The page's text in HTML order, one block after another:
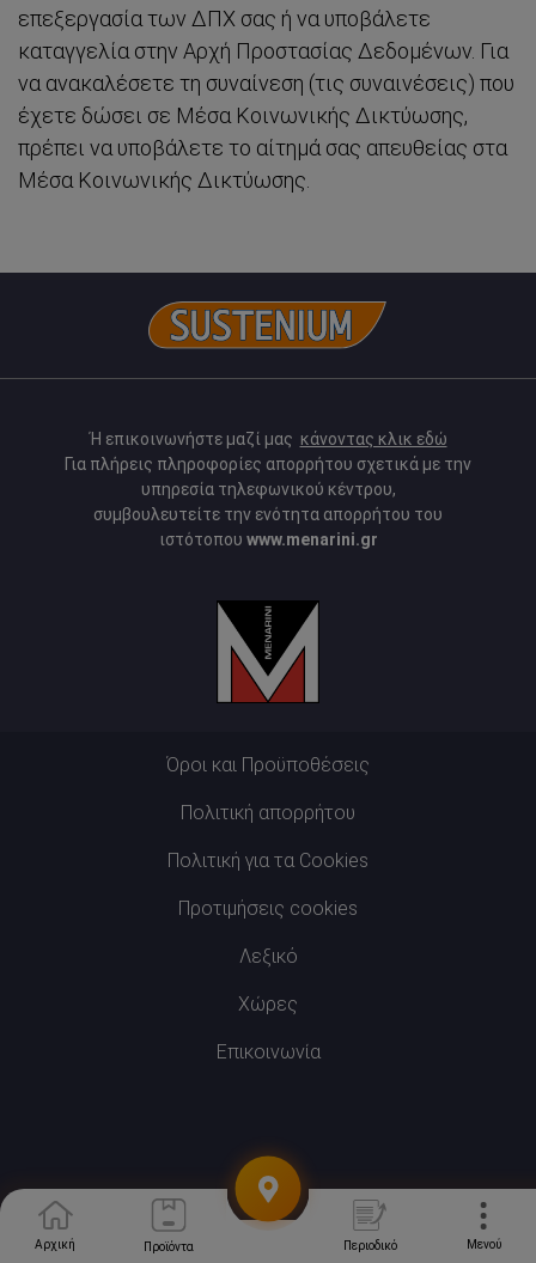
επεξεργασία των ΔΠΧ σας ή να υποβάλετε
καταγγελία στην Αρχή Προστασίας Δεδομένων. Για
να ανακαλέσετε τη συναίνεση (τις συναινέσεις) που
έχετε δώσει σε Μέσα Κοινωνικής Δικτύωσης,
πρέπει να υποβάλετε το αίτημά σας απευθείας στα
Μέσα Κοινωνικής Δικτύωσης.
Ή επικοινωνήστε μαζί μας κάνοντας κλικ εδώ
Για πλήρεις πληροφορίες απορρήτου σχετικά με την
υπηρεσία τηλεφωνικού κέντρου,
συμβουλευτείτε την ενότητα απορρήτου του
ιστότοπου www.menarini.gr
Όροι και Προϋποθέσεις
Πολιτική απορρήτου
Πολιτική για τα Cookies
Προτιμήσεις cookies
Λεξικό
Χώρες
Επικοινωνία
Αρχική Προϊόντα Περιοδικό Μενού
Προτιμήσεις cookies